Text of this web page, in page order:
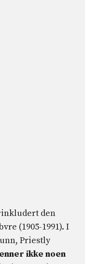
inkludert den
(1905-1991). I
Priestly
ikke noen